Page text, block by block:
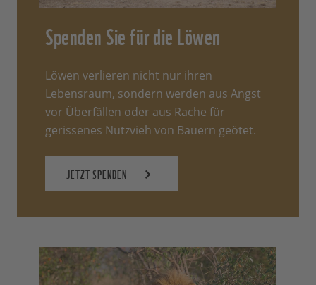
Spenden Sie für die Löwen
Löwen verlieren nicht nur ihren
Lebensraum, sondern werden aus Angst
vor Überfällen oder aus Rache für
gerissenes Nutzvieh von Bauern geötet.
JETZT SPENDEN